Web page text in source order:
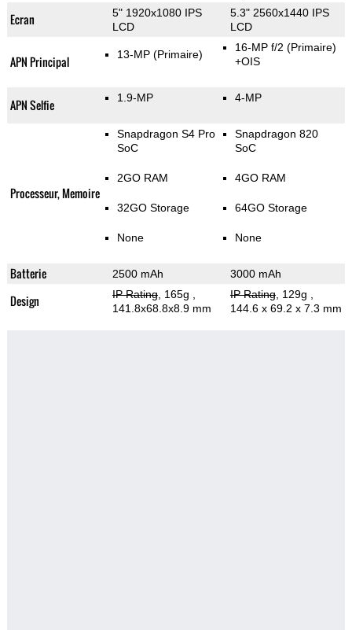
Ecran
5" 1920x1080 IPS
LCD
5.3" 2560x1440 IPS
LCD
APN Principal 13-MP (Primaire)
16-MP f/2 (Primaire)
+OIS
APN Selfie 1.9-MP 4-MP
Processeur, Memoire
Snapdragon S4 Pro
SoC
2GO RAM
32GO Storage
None
Snapdragon 820
SoC
4GO RAM
64GO Storage
None
Batterie 2500 mAh 3000 mAh
Design IP Rating, 165g
141.8x68.8x8.9 mm
IP Rating, 129g
144.6 x 69.2 x 7.3 mm